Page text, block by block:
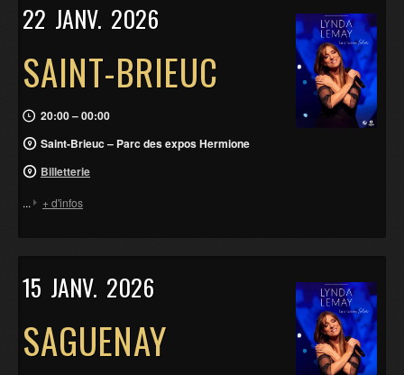
22 JANV. 2026
SAINT-BRIEUC
20:00 – 00:00
Saint-Brieuc – Parc des expos Hermione
Billetterie
... + d'infos
15 JANV. 2026
SAGUENAY